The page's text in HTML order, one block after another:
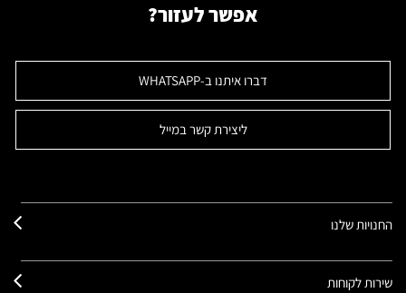
אפשר לעזור?
דברו איתנו ב-WHATSAPP
ליצירת קשר במייל
החנויות שלנו
שירות לקוחות